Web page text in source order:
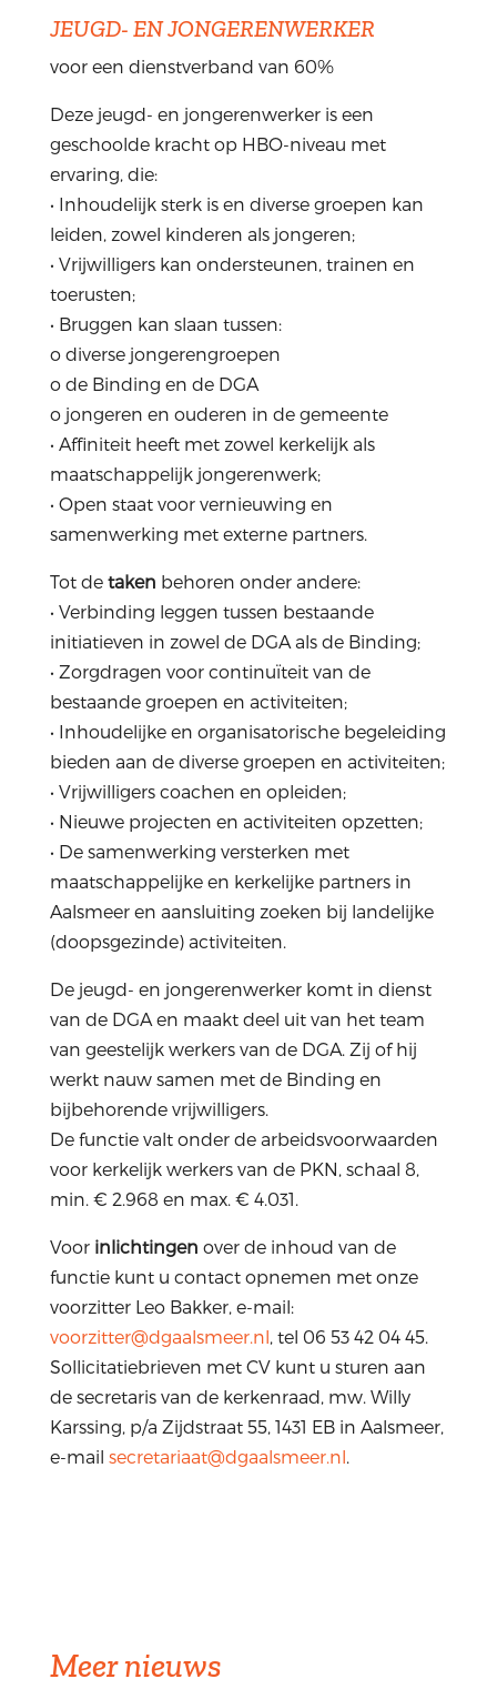
JEUGD- EN JONGERENWERKER
voor een dienstverband van 60%
Deze jeugd- en jongerenwerker is een
geschoolde kracht op HBO-niveau met
ervaring, die:
• Inhoudelijk sterk is en diverse groepen kan
leiden, zowel kinderen als jongeren;
• Vrijwilligers kan ondersteunen, trainen en
toerusten;
• Bruggen kan slaan tussen:
o diverse jongerengroepen
o de Binding en de DGA
o jongeren en ouderen in de gemeente
• Affiniteit heeft met zowel kerkelijk als
maatschappelijk jongerenwerk;
• Open staat voor vernieuwing en
samenwerking met externe partners.
Tot de taken behoren onder andere:
• Verbinding leggen tussen bestaande
initiatieven in zowel de DGA als de Binding;
• Zorgdragen voor continuïteit van de
bestaande groepen en activiteiten;
• Inhoudelijke en organisatorische begeleiding
bieden aan de diverse groepen en activiteiten;
• Vrijwilligers coachen en opleiden;
• Nieuwe projecten en activiteiten opzetten;
• De samenwerking versterken met
maatschappelijke en kerkelijke partners in
Aalsmeer en aansluiting zoeken bij landelijke
(doopsgezinde) activiteiten.
De jeugd- en jongerenwerker komt in dienst
van de DGA en maakt deel uit van het team
van geestelijk werkers van de DGA. Zij of hij
werkt nauw samen met de Binding en
bijbehorende vrijwilligers.
De functie valt onder de arbeidsvoorwaarden
voor kerkelijk werkers van de PKN, schaal 8,
min. € 2.968 en max. € 4.031.
Voor inlichtingen over de inhoud van de
functie kunt u contact opnemen met onze
voorzitter Leo Bakker, e-mail:
voorzitter@dgaalsmeer.nl, tel 06 53 42 04 45.
Sollicitatiebrieven met CV kunt u sturen aan
de secretaris van de kerkenraad, mw. Willy
Karssing, p/a Zijdstraat 55, 1431 EB in Aalsmeer,
e-mail secretariaat@dgaalsmeer.nl.
Meer nieuws